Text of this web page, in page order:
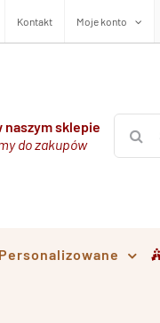
Kontakt Moje konto
naszym sklepie
do zakupów